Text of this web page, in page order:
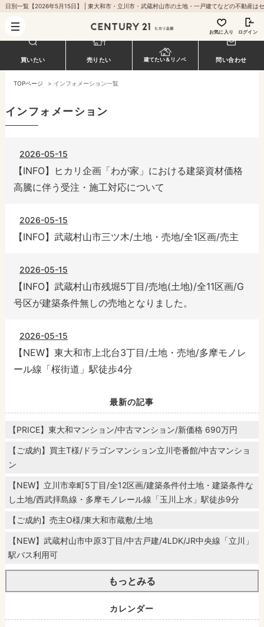
お気に入り ログイン
買いたい 売りたい 建てたい＆リノベ 問い合わせ
TOPページ > インフォメーション一覧
インフォメーション
2026-05-15
【INFO】ヒカリ企画「わが家」における建築資材価格
高騰に伴う受注・施工対応について
2026-05-15
【INFO】武蔵村山市三ツ木/土地・売地/全1区画/売主
2026-05-15
【INFO】武蔵村山市残堀5丁目/売地(土地)/全11区画/G
号区が建築条件無しの売地となりました。
2026-05-15
【NEW】東大和市上北台3丁目/土地・売地/多摩モノレ
ール線「桜街道」駅徒歩4分
最新の記事
【PRICE】東大和マンション/中古マンション/新価格 690万円
【ご成約】買主T様/ドラゴンマンション立川壱番館/中古マンショ
ン
【NEW】立川市幸町5丁目/全12区画/建築条件付土地・建築条件な
し土地/西武拝島線・多摩モノレール線「玉川上水」駅徒歩9分
【ご成約】売主O様/東大和市蔵敷/土地
【NEW】武蔵村山市中原3丁目/中古戸建/4LDK/JR中央線「立川」
駅バス利用可
もっとみる
カレンダー